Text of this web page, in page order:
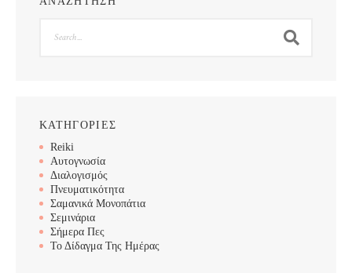
ΚΑΤΗΓΟΡΙΕΣ
Reiki
Αυτογνωσία
Διαλογισμός
Πνευματικότητα
Σαμανικά Μονοπάτια
Σεμινάρια
Σήμερα Πες
Το Δίδαγμα Της Ημέρας